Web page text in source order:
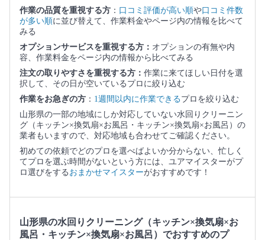
作業の品質を重視する方 ： 口コミ評価が高い順や口コミ件数
が多い順に並び替えて、作業料金やページ内の情報を比べて
みる
オプションサービスを重視する方： オプションの有無や内
容、作業料金をページ内の情報から比べてみる
注文の取りやすさを重視する方： 作業に来てほしい日付を選
択して、その日が空いているプロに絞り込む
作業をお急ぎの方 ： 1週間以内に作業できるプロを絞り込む
山形県の一部の地域にしか対応していない水回りクリーニン
グ（キッチン×換気扇×お風呂・キッチン×換気扇×お風呂）の
業者もいますので、対応地域も合わせてご確認ください。
初めての依頼でどのプロを選べばよいか分からない、忙しく
てプロを選ぶ時間がないという方には、ユアマイスターがプ
ロ選びをする おまかせマイスターがおすすめです！
山形県の水回りクリーニング（キッチン×換気扇×お
風呂・キッチン×換気扇×お風呂）でおすすめのプ